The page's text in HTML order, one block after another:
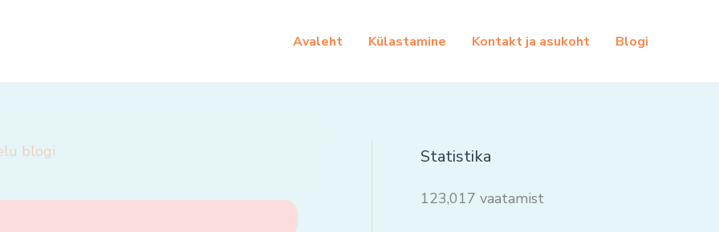
Avaleht Külastamine Kontakt ja asukoht Blogi
blogi Statistika
123,017 vaatamist